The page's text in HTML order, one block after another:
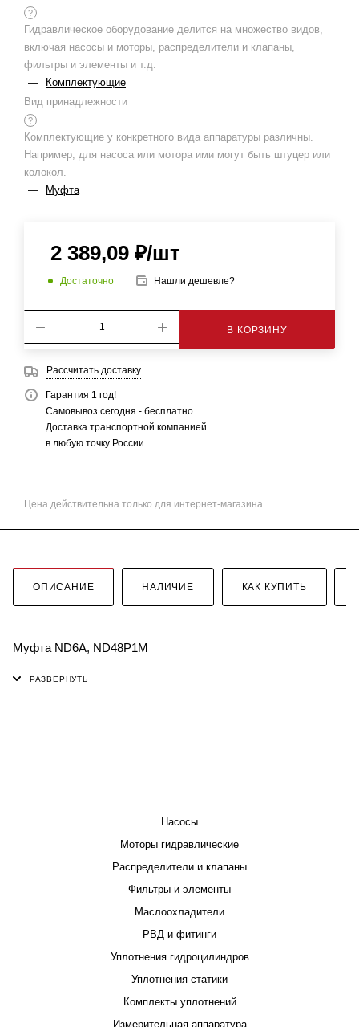
?
Гидравлическое оборудование делится на множество видов,
включая насосы и моторы, распределители и клапаны,
фильтры и элементы и т.д.
—
Комплектующие
Вид принадлежности
?
Комплектующие у конкретного вида аппаратуры различны.
Например, для насоса или мотора ими могут быть штуцер или
колокол.
—
Муфта
2 389,09 ₽/шт
Достаточно Нашли дешевле?
В КОРЗИНУ
Рассчитать доставку
Гарантия 1 год!
Самовывоз сегодня - бесплатно.
Доставка транспортной компанией
в любую точку России.
Цена действительна только для интернет-магазина.
ОПИСАНИЕ НАЛИЧИЕ КАК КУПИТЬ
Муфта ND6A, ND48P1M
Насосы
Моторы гидравлические
Распределители и клапаны
Фильтры и элементы
Маслоохладители
РВД и фитинги
Уплотнения гидроцилиндров
Уплотнения статики
Комплекты уплотнений
Измерительная аппаратура